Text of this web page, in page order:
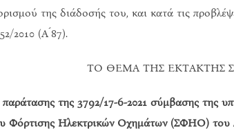
της διάδοσής του, και κατά τις
2010 (Α ́87).
ΤΟ ΘΕΜΑ ΤΗΣ ΕΚΤΑΚΤΗΣ
παράτασης της 3792/17-6-2021 σύμβασης της
Φόρτισης Ηλεκτρικών Οχημάτων (ΣΦΗΟ)